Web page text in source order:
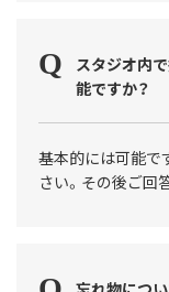
スタジオ内
能ですか？
基本的には可能で
さい。その後ご回